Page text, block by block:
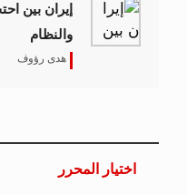
إيران بين
والنظام
هدى رؤوف
اختيار المحرر